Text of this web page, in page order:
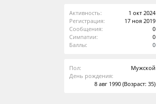
Активность:
1 окт 2024
Регистрация:
17 ноя 2019
Сообщения:
0
Симпатии:
0
Баллы:
0
Пол:
Мужской
День рождения:
8 авг 1990 (Возраст: 35)